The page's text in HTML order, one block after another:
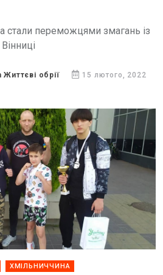
стали переможцями змагань із
обрії 15 лютого, 2022
ХМІЛЬНИЧЧИНА